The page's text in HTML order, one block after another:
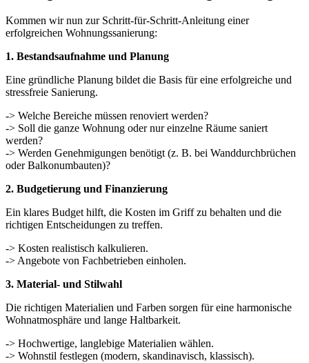
Kommen wir nun zur Schritt-für-Schritt-Anleitung einer
erfolgreichen Wohnungssanierung:
1. Bestandsaufnahme und Planung
Eine gründliche Planung bildet die Basis für eine erfolgreiche und
stressfreie Sanierung.
-> Welche Bereiche müssen renoviert werden?
-> Soll die ganze Wohnung oder nur einzelne Räume saniert
werden?
-> Werden Genehmigungen benötigt (z. B. bei Wanddurchbrüchen
oder Balkonumbauten)?
2. Budgetierung und Finanzierung
Ein klares Budget hilft, die Kosten im Griff zu behalten und die
richtigen Entscheidungen zu treffen.
-> Kosten realistisch kalkulieren.
-> Angebote von Fachbetrieben einholen.
3. Material- und Stilwahl
Die richtigen Materialien und Farben sorgen für eine harmonische
Wohnatmosphäre und lange Haltbarkeit.
-> Hochwertige, langlebige Materialien wählen.
-> Wohnstil festlegen (modern, skandinavisch, klassisch).